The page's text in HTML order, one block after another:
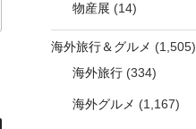
物産展 (14)
海外旅行＆グルメ (1,505)
海外旅行(334)
海外グルメ (1,167)